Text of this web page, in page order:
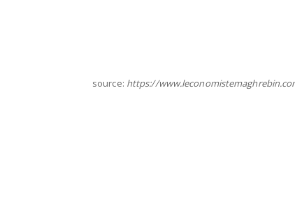
source: https://